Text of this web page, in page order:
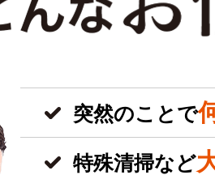
突然のことで
特殊清掃など